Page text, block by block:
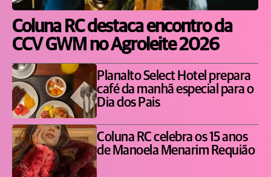
Coluna RC destaca encontro da
CCV GWM no Agroleite 2026
Planalto Select Hotel prepara
café da manhã especial para o
Dia dos Pais
Coluna RC celebra os 15 anos
de Manoela Menarim Requião